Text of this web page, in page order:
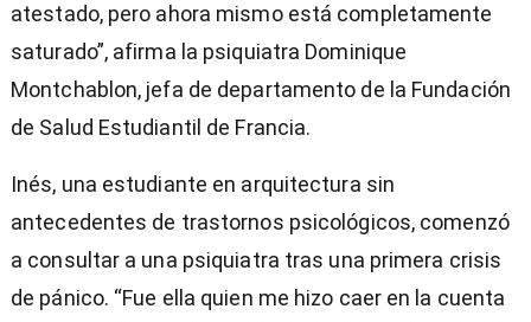
atestado, pero ahora mismo está completamente
saturado”, afirma la psiquiatra Dominique
Montchablon, jefa de departamento de la Fundación
de Salud Estudiantil de Francia.
Inés, una estudiante en arquitectura sin
antecedentes de trastornos psicológicos, comenzó
a consultar a una psiquiatra tras una primera crisis
de pánico. “Fue ella quien me hizo caer en la cuenta